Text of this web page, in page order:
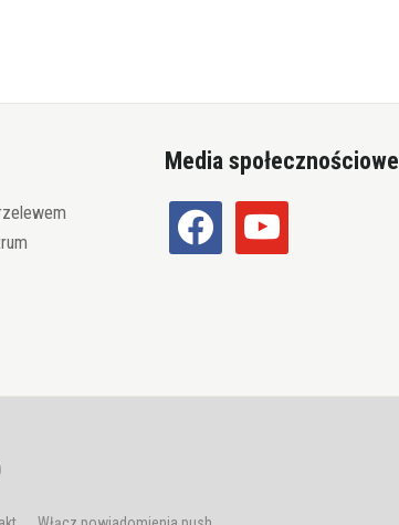
Media społecznościowe
facebook youtube